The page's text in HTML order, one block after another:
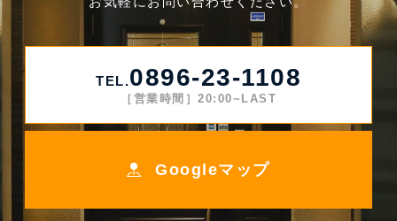
TEL.0896-23-1108
［営業時間］20:00~LAST
Googleマップ